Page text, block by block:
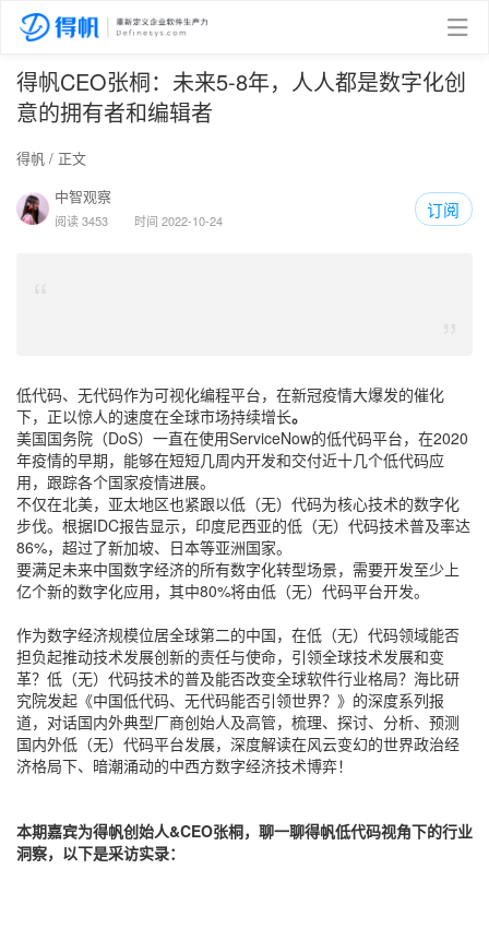
得帆CEO张桐：未来5-8年，人人都是数字化创
意的拥有者和编辑者
得帆 / 正文
中智观察
阅读 3453 时间 2022-10-24
订阅
低代码、无代码作为可视化编程平台，在新冠疫情大爆发的催化
下，正以惊人的速度在全球市场持续增长。
美国国务院（DoS）一直在使用ServiceNow的低代码平台，在2020
年疫情的早期，能够在短短几周内开发和交付近十几个低代码应
用，跟踪各个国家疫情进展。
不仅在北美，亚太地区也紧跟以低（无）代码为核心技术的数字化
步伐。根据IDC报告显示，印度尼西亚的低（无）代码技术普及率达
86%，超过了新加坡、日本等亚洲国家。
要满足未来中国数字经济的所有数字化转型场景，需要开发至少上
亿个新的数字化应用，其中80%将由低（无）代码平台开发。
作为数字经济规模位居全球第二的中国，在低（无）代码领域能否
担负起推动技术发展创新的责任与使命，引领全球技术发展和变
革？低（无）代码技术的普及能否改变全球软件行业格局？海比研
究院发起《中国低代码、无代码能否引领世界？》的深度系列报
道，对话国内外典型厂商创始人及高管，梳理、探讨、分析、预测
国内外低（无）代码平台发展，深度解读在风云变幻的世界政治经
济格局下、暗潮涌动的中西方数字经济技术博弈！
本期嘉宾为得帆创始人&CEO张桐，聊一聊得帆低代码视角下的行业
洞察，以下是采访实录：